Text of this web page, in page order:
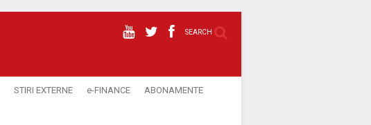
SEARCH
STIRI EXTERNE e-FINANCE ABONAMENTE